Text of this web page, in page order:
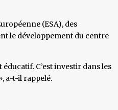
(ESA), des
le développement du centre
C’est investir dans les
a-t-il rappelé.